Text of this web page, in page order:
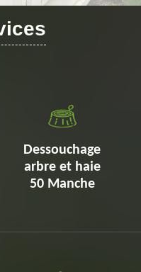
Dessouchage
arbre et haie
50 Manche